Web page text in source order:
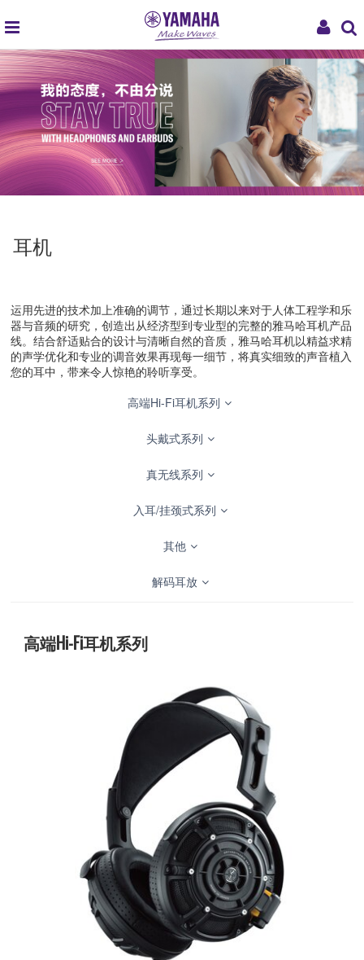
My
global
navigation
耳机
运用先进的技术加上准确的调节，通过长期以来对于人体工程学和乐
器与音频的研究，创造出从经济型到专业型的完整的雅马哈耳机产品
线。结合舒适贴合的设计与清晰自然的音质，雅马哈耳机以精益求精
的声学优化和专业的调音效果再现每一细节，将真实细致的声音植入
您的耳中，带来令人惊艳的聆听享受。
高端Hi-Fi耳机系列
头戴式系列
真无线系列
入耳/挂颈式系列
其他
解码耳放
高端Hi-Fi耳机系列